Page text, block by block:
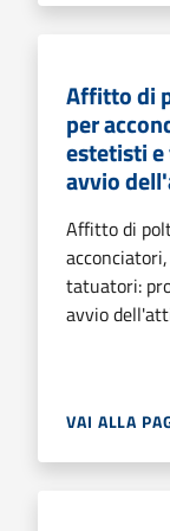
Affitto di
per
estetisti
avvio
Affitto di
tatuatori:
avvio
VAI ALLA